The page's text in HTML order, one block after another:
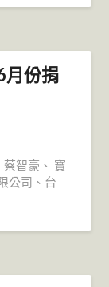
月份捐
智豪、 寶
公司、台